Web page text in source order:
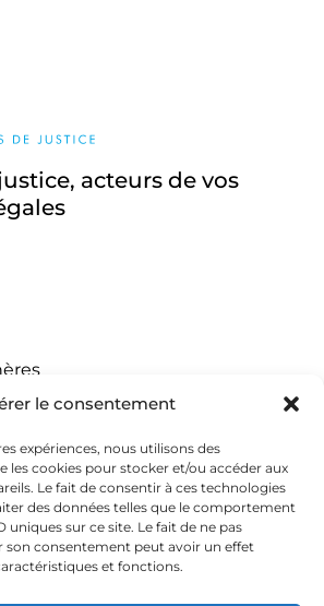
le consentement
expériences, nous utilisons des
les cookies pour stocker et/ou accéder aux
Le fait de consentir à ces technologies
des données telles que le comportement
uniques sur ce site. Le fait de ne pas
son consentement peut avoir un effet
et fonctions.
acteurs de vos
nilles.lu